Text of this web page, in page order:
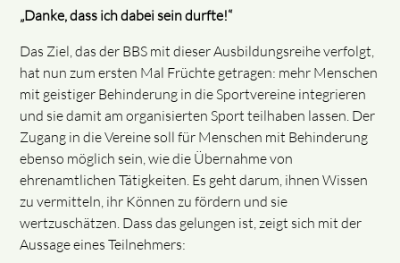
„Danke, dass ich dabei sein durfte!“
Das Ziel, das der BBS mit dieser Ausbildungsreihe verfolgt,
hat nun zum ersten Mal Früchte getragen: mehr Menschen
mit geistiger Behinderung in die Sportvereine integrieren
und sie damit am organisierten Sport teilhaben lassen. Der
Zugang in die Vereine soll für Menschen mit Behinderung
ebenso möglich sein, wie die Übernahme von
ehrenamtlichen Tätigkeiten. Es geht darum, ihnen Wissen
zu vermitteln, ihr Können zu fördern und sie
wertzuschätzen. Dass das gelungen ist, zeigt sich mit der
Aussage eines Teilnehmers: